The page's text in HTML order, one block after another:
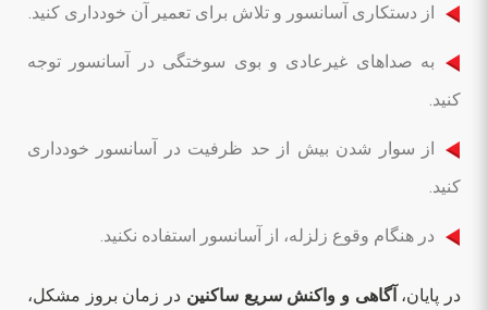
از دستکاری آسانسور و تلاش برای تعمیر آن خودداری کنید.
به صداهای غیرعادی و بوی سوختگی در آسانسور توجه
کنید.
از سوار شدن بیش از حد ظرفیت در آسانسور خودداری
کنید.
در هنگام وقوع زلزله، از آسانسور استفاده نکنید.
در پایان، آگاهی و واکنش سریع ساکنین در زمان بروز مشکل،